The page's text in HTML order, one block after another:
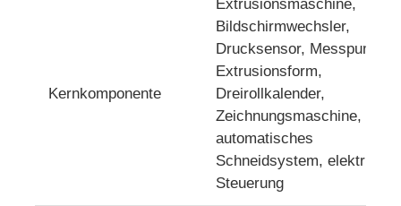
Zwillingsschraubene Extrusionsleitung
Mehrschicht-Folien-Coextrusionsanlage
Kernkomponente
Extrusionsmaschine,
Bildschirmwechsler,
Drucksensor, Messpumpe,
Extrusionsform,
Dreirollkalender,
Zeichnungsmaschine,
automatisches
Schneidsystem, elektrische
Steuerung